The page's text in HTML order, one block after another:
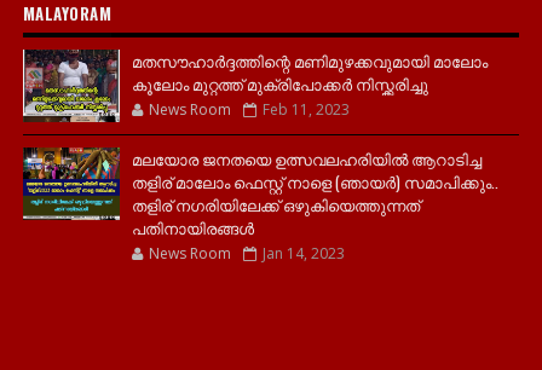
MALAYORAM
മതസൗഹാർദ്ദത്തിന്റെ മണിമുഴക്കവുമായി മാലോം
കൂലോം മുറ്റത്ത് മുക്രിപോക്കർ നിസ്ക്കരിച്ചു
News Room Feb 11, 2023
മലയോര ജനതയെ ഉത്സവലഹരിയിൽ ആറാടിച്ച
തളിര് മാലോം ഫെസ്റ്റ് നാളെ (ഞായർ) സമാപിക്കും..
തളിര് നഗരിയിലേക്ക് ഒഴുകിയെത്തുന്നത്
പതിനായിരങ്ങൾ
News Room Jan 14, 2023